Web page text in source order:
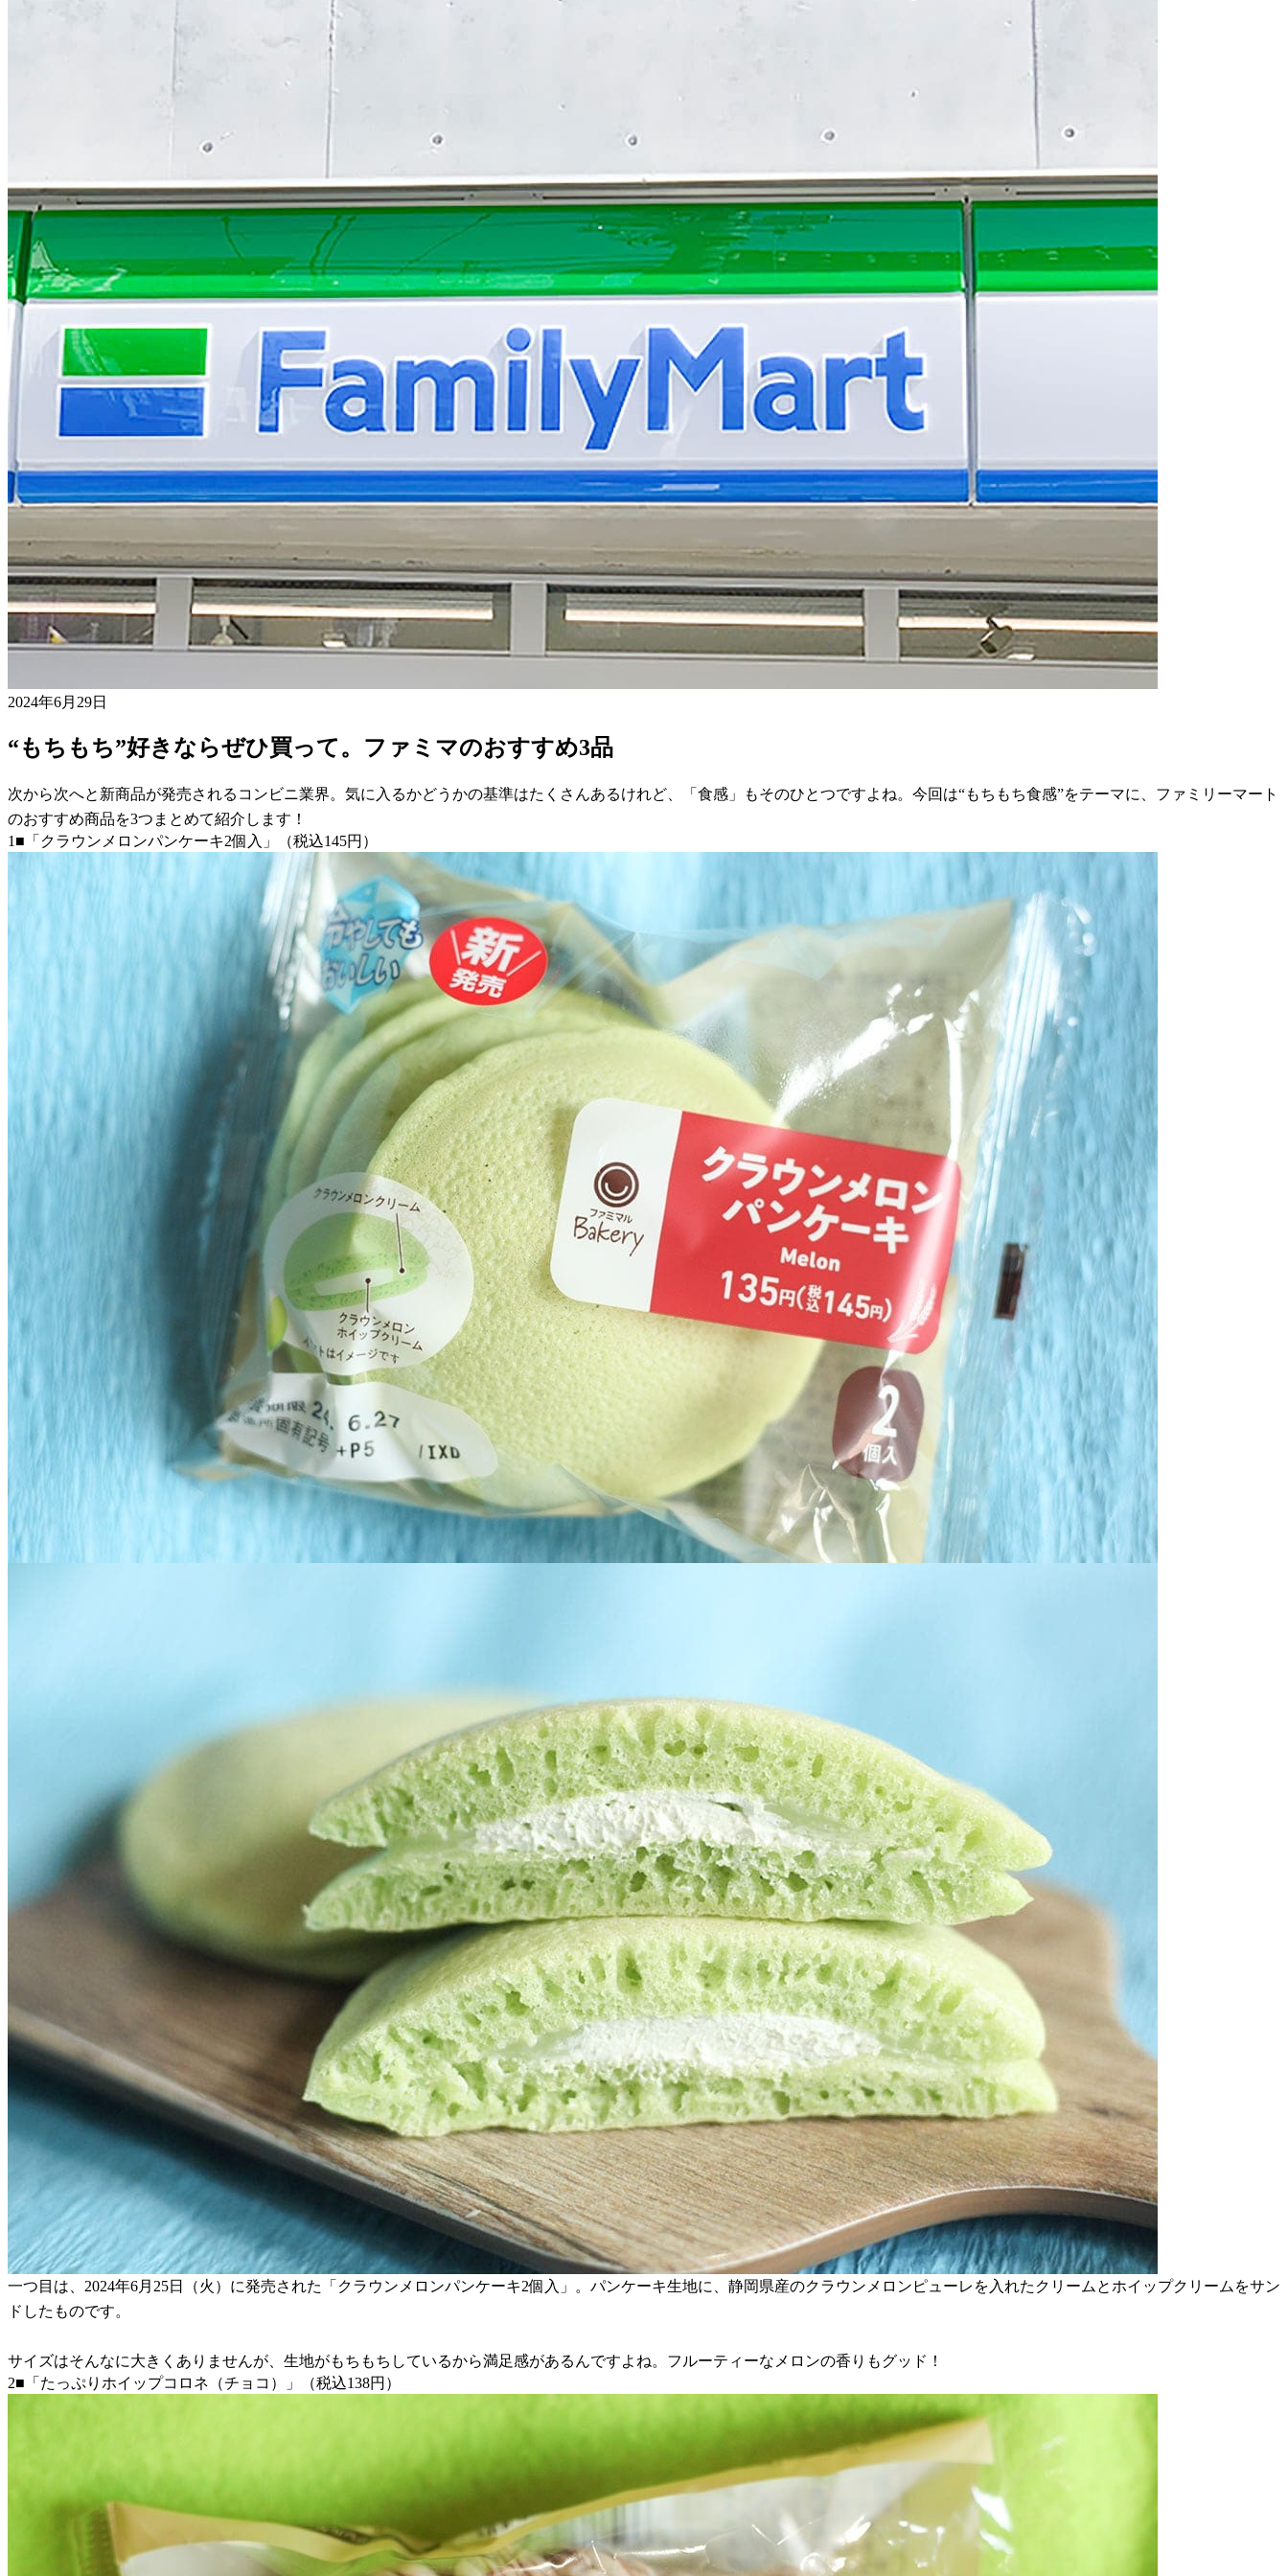
2024年6月29日
“もちもち”好きならぜひ買って。ファミマのおすすめ3品
次から次へと新商品が発売されるコンビニ業界。気に入るかどうかの基準はたくさんあるけれど、「食感」もそのひとつですよね。今回は“もちもち食感”をテーマに、ファミリーマート
のおすすめ商品を3つまとめて紹介します！
1■「クラウンメロンパンケーキ2個入」（税込145円）
一つ目は、2024年6月25日（火）に発売された「クラウンメロンパンケーキ2個入」。パンケーキ生地に、静岡県産のクラウンメロンピューレを入れたクリームとホイップクリームをサン
ドしたものです。
サイズはそんなに大きくありませんが、生地がもちもちしているから満足感があるんですよね。フルーティーなメロンの香りもグッド！
2■「たっぷりホイップコロネ（チョコ）」（税込138円）